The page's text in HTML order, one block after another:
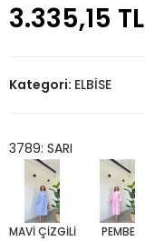
3.335,15 TL
Kategori: ELBİSE
3789: SARI
MAVİ ÇİZGİLİ PEMBE